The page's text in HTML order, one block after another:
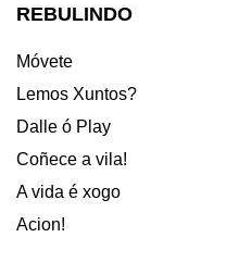
REBULINDO
Móvete
Lemos Xuntos?
Dalle ó Play
Coñece a vila!
A vida é xogo
Acion!